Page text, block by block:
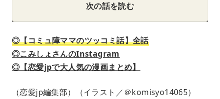
次の話を読む
◎【コミュ障ママのツッコミ話】全話
◎こみしょさんのInstagram
◎【恋愛jpで大人気の漫画まとめ】
（恋愛jp編集部）（イラスト／＠komisyo14065）